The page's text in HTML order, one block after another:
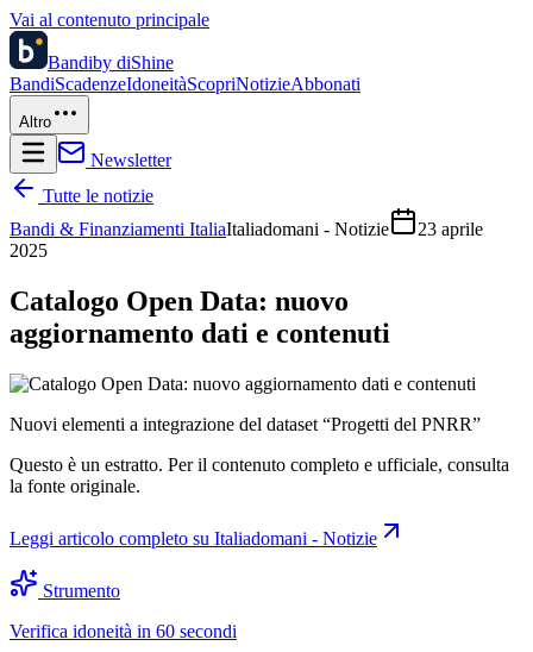
Vai al contenuto principale
Bandiby diShine
BandiScadenzeIdoneitàScopriNotizieAbbonati
Altro
Newsletter
Tutte le notizie
Bandi & Finanziamenti ItaliaItaliadomani - Notizie
23 aprile
2025
Catalogo Open Data: nuovo
aggiornamento dati e contenuti
Nuovi elementi a integrazione del dataset “Progetti del PNRR”
Questo è un estratto. Per il contenuto completo e ufficiale, consulta
la fonte originale.
Leggi articolo completo su Italiadomani - Notizie
Strumento
Verifica idoneità in 60 secondi